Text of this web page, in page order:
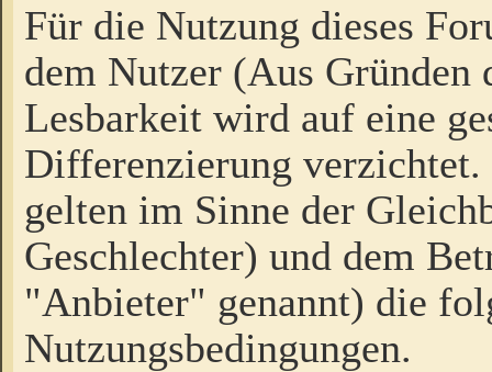
Für die Nutzung dieses
dem Nutzer (Aus Gründen
Lesbarkeit wird auf eine
Differenzierung
gelten im Sinne der
Geschlechter) und dem
"Anbieter" genannt) die
Nutzungsbedingungen.